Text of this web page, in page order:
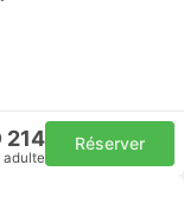
214
adulte
Réserver